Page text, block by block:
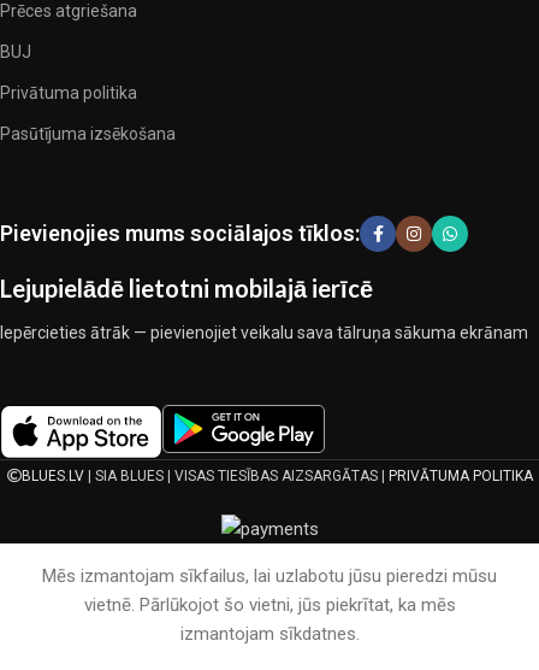
dizainieriskām prēcem, kuras novērtēs īsti skaistuma pazinēji. Mēs
esam izvēlējušies jums labākos modeļus no mūsdienu gultas veļas
ražotājiem, kuriem izdevās ģeniāli apvienot eleganci, kvalitāti un
pārbaudītu uzņēmumu produkti. Kuri daudzu gadu nepārtrauktā
ekspluatācijas īpašības, pievilcīgu izstrādājumu izskatu, ilgu
Prēces atgriešana
BUJ
Privātuma politika
Pasūtījuma izsēkošana
Pievienojies mums sociālajos tīklos:
Lejupielādē lietotni mobilajā ierīcē
Iepērcieties ātrāk — pievienojiet veikalu sava tālruņa sākuma ekrānam
BLUES.LV| SIA BLUES | VISAS TIESĪBAS AIZSARGĀTAS | PRIVĀTUMA POLITIKA
Mēs izmantojam sīkfailus, lai uzlabotu jūsu pieredzi mūsu
vietnē. Pārlūkojot šo vietni, jūs piekrītat, ka mēs
izmantojam sīkdatnes.